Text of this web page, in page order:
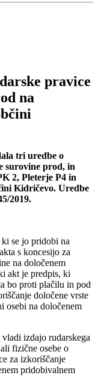
pravice
na
tri uredbe o
surovine prod, in
2, Pleterje P4 in
Kidričevo. Uredbe
2019.
se jo pridobi na
s koncesijo za
na določenem
akt je predpis, ki
bo proti plačilu in pod
določene vrste
osebi na določenem
izdajo rudarskega
fizične osebe o
za izkoriščanje
pridobivalnem